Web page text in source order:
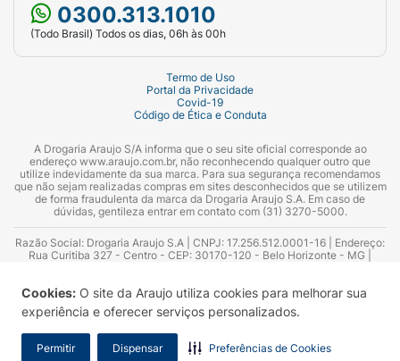
Cookies: O site da Araujo utiliza cookies para melhorar sua
experiência e oferecer serviços personalizados.
Permitir Dispensar Preferências de Cookies
0300.313.1010
(Todo Brasil) Todos os dias, 06h às 00h
Termo de Uso
Portal da Privacidade
Covid-19
Código de Ética e Conduta
A Drogaria Araujo S/A informa que o seu site oficial corresponde ao
endereço www.araujo.com.br, não reconhecendo qualquer outro que
utilize indevidamente da sua marca. Para sua segurança recomendamos
que não sejam realizadas compras em sites desconhecidos que se utilizem
de forma fraudulenta da marca da Drogaria Araujo S.A. Em caso de
dúvidas, gentileza entrar em contato com (31) 3270-5000.
Razão Social: Drogaria Araujo S.A | CNPJ: 17.256.512.0001-16 | Endereço:
Rua Curitiba 327 - Centro - CEP: 30170-120 - Belo Horizonte - MG |
Azevedo Guimarães – CRF 10.965 | Yasmin Silva Alvarenga – CRF 52.584 -
Consultor substituto: Thiago Aguiar Pinheiro - CRF Nº 13.748. Alvará
Sanitário: 2025020713 | Autorização de Funcionamento da Empresa (AFE):